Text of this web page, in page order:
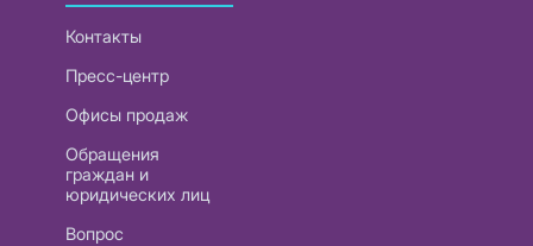
Контакты
Пресс-центр
Офисы продаж
Обращения
граждан и
юридических лиц
Вопрос